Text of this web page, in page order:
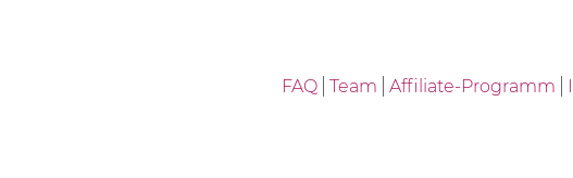
FAQ Team Affiliate-Programm